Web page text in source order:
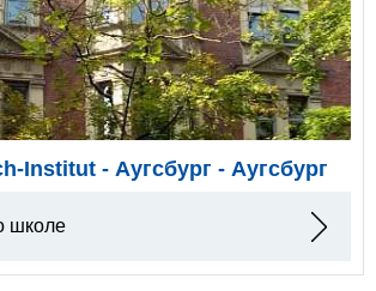
Institut - Аугсбург - Аугсбург
школе